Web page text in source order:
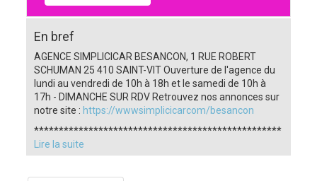
En bref
AGENCE SIMPLICICAR BESANCON, 1 RUE ROBERT
SCHUMAN 25 410 SAINT-VIT Ouverture de l'agence du
lundi au vendredi de 10h à 18h et le samedi de 10h à
17h - DIMANCHE SUR RDV Retrouvez nos annonces sur
notre site : https://wwwsimplicicarcom/besancon
**************************************************
Lire la suite